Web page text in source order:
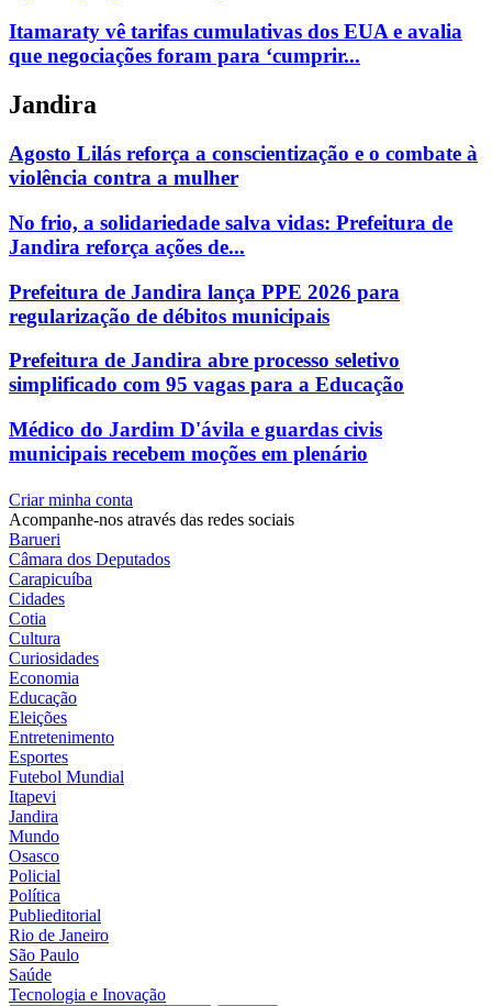
Itamaraty vê tarifas cumulativas dos EUA e avalia
que negociações foram para ‘cumprir...
Jandira
Agosto Lilás reforça a conscientização e o combate à
violência contra a mulher
No frio, a solidariedade salva vidas: Prefeitura de
Jandira reforça ações de...
Prefeitura de Jandira lança PPE 2026 para
regularização de débitos municipais
Prefeitura de Jandira abre processo seletivo
simplificado com 95 vagas para a Educação
Médico do Jardim D'ávila e guardas civis
municipais recebem moções em plenário
Criar minha conta
Acompanhe-nos através das redes sociais
Barueri
Câmara dos Deputados
Carapicuíba
Cidades
Cotia
Cultura
Curiosidades
Economia
Educação
Eleições
Entretenimento
Esportes
Futebol Mundial
Itapevi
Jandira
Mundo
Osasco
Policial
Política
Publieditorial
Rio de Janeiro
São Paulo
Saúde
Tecnologia e Inovação